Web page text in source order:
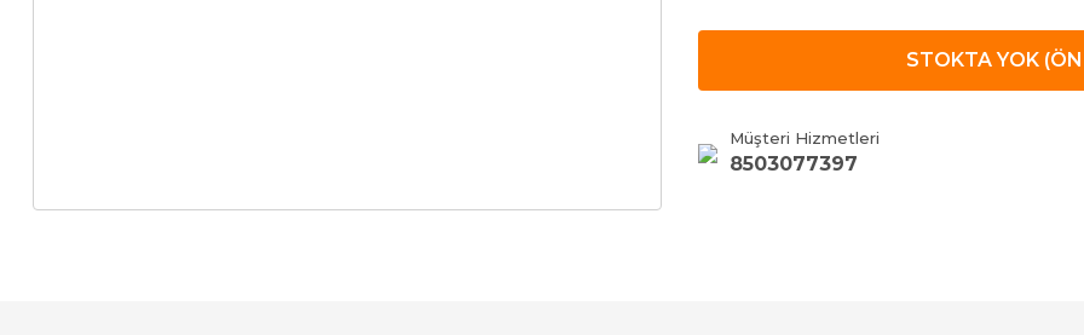
STOKTA YOK (ÖN
Müşteri Hizmetleri
8503077397